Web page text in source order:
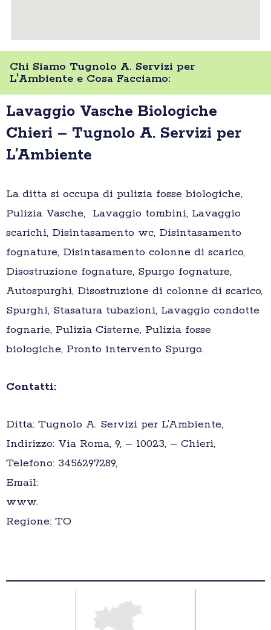
Chi Siamo Tugnolo A. Servizi per
L'Ambiente e Cosa Facciamo:
Lavaggio Vasche Biologiche
Chieri – Tugnolo A. Servizi per
L’Ambiente
La ditta si occupa di pulizia fosse biologiche,
Pulizia Vasche, Lavaggio tombini, Lavaggio
scarichi, Disintasamento wc, Disintasamento
fognature, Disintasamento colonne di scarico,
Disostruzione fognature, Spurgo fognature,
Autospurghi, Disostruzione di colonne di scarico,
Spurghi, Stasatura tubazioni, Lavaggio condotte
fognarie, Pulizia Cisterne, Pulizia fosse
biologiche, Pronto intervento Spurgo.
Contatti:
Ditta: Tugnolo A. Servizi per L’Ambiente,
Indirizzo: Via Roma, 9, – 10023, – Chieri,
Telefono: 3456297289,
Email:
www.
Regione: TO